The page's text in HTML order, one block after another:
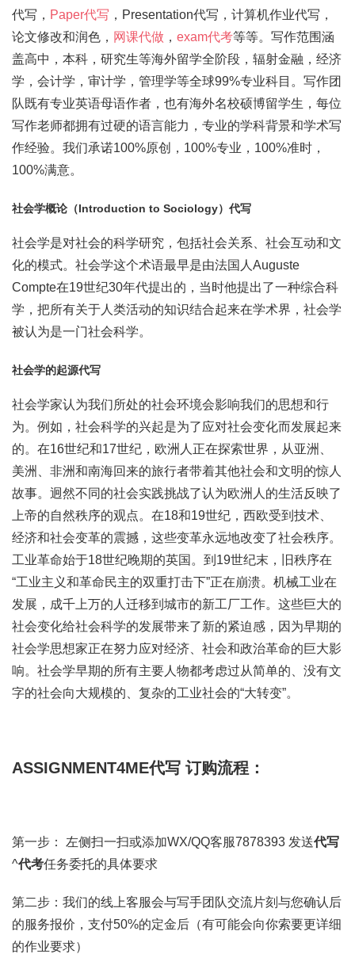
代写， Paper代写 ，Presentation代写，计算机作业代写，
论文修改和润色， 网课代做 ， exam代考等等。写作范围涵
盖高中，本科，研究生等海外留学全阶段，辐射金融，经济
学，会计学，审计学，管理学等全球99%专业科目。写作团
队既有专业英语母语作者，也有海外名校硕博留学生，每位
写作老师都拥有过硬的语言能力，专业的学科背景和学术写
作经验。我们承诺100%原创，100%专业，100%准时，
100%满意。
社会学概论（Introduction to Sociology）代写
社会学是对社会的科学研究，包括社会关系、社会互动和文
化的模式。社会学这个术语最早是由法国人Auguste
Compte在19世纪30年代提出的，当时他提出了一种综合科
学，把所有关于人类活动的知识结合起来在学术界，社会学
被认为是一门社会科学。
社会学的起源代写
社会学家认为我们所处的社会环境会影响我们的思想和行
为。例如，社会科学的兴起是为了应对社会变化而发展起来
的。在16世纪和17世纪，欧洲人正在探索世界，从亚洲、
美洲、非洲和南海回来的旅行者带着其他社会和文明的惊人
故事。迥然不同的社会实践挑战了认为欧洲人的生活反映了
上帝的自然秩序的观点。在18和19世纪，西欧受到技术、
经济和社会变革的震撼，这些变革永远地改变了社会秩序。
工业革命始于18世纪晚期的英国。到19世纪末，旧秩序在
“工业主义和革命民主的双重打击下”正在崩溃。机械工业在
发展，成千上万的人迁移到城市的新工厂工作。这些巨大的
社会变化给社会科学的发展带来了新的紧迫感，因为早期的
社会学思想家正在努力应对经济、社会和政治革命的巨大影
响。社会学早期的所有主要人物都考虑过从简单的、没有文
字的社会向大规模的、复杂的工业社会的“大转变”。
ASSIGNMENT4ME代写 订购流程：
第一步： 左侧扫一扫或添加WX/QQ客服7878393 发送代写
^代考任务委托的具体要求
第二步：我们的线上客服会与写手团队交流片刻与您确认后
的服务报价，支付50%的定金后（有可能会向你索要更详细
的作业要求）